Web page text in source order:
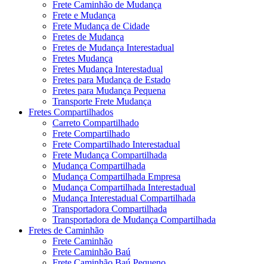
Frete Caminhão de Mudança
Frete e Mudança
Frete Mudança de Cidade
Fretes de Mudança
Fretes de Mudança Interestadual
Fretes Mudança
Fretes Mudança Interestadual
Fretes para Mudança de Estado
Fretes para Mudança Pequena
Transporte Frete Mudança
Fretes Compartilhados
Carreto Compartilhado
Frete Compartilhado
Frete Compartilhado Interestadual
Frete Mudança Compartilhada
Mudança Compartilhada
Mudança Compartilhada Empresa
Mudança Compartilhada Interestadual
Mudança Interestadual Compartilhada
Transportadora Compartilhada
Transportadora de Mudança Compartilhada
Fretes de Caminhão
Frete Caminhão
Frete Caminhão Baú